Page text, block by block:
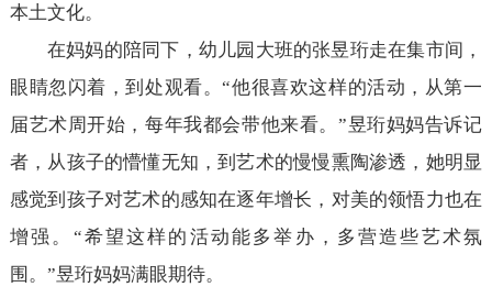
本土文化。
在妈妈的陪同下，幼儿园大班的张昱珩走在集市间，
眼睛忽闪着，到处观看。“他很喜欢这样的活动，从第一
届艺术周开始，每年我都会带他来看。”昱珩妈妈告诉记
者，从孩子的懵懂无知，到艺术的慢慢熏陶渗透，她明显
感觉到孩子对艺术的感知在逐年增长，对美的领悟力也在
增强。“希望这样的活动能多举办，多营造些艺术氛
围。”昱珩妈妈满眼期待。